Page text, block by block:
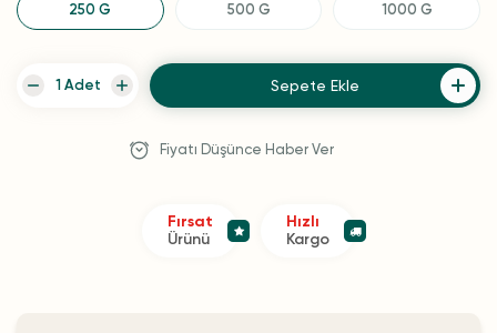
250 G 500 G 1000 G
Sepete Ekle
Fiyatı Düşünce Haber Ver
Fırsat
Ürünü
Hızlı
Kargo